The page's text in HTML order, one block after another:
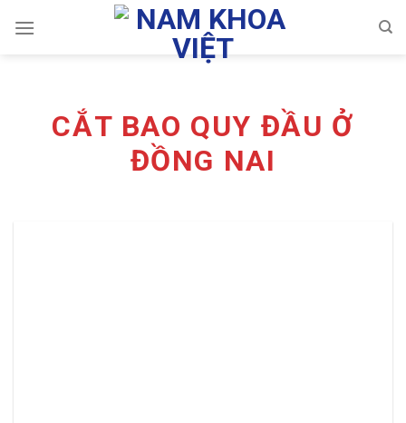
CẮT BAO QUY ĐẦU Ở
ĐỒNG NAI